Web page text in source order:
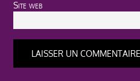
Site web